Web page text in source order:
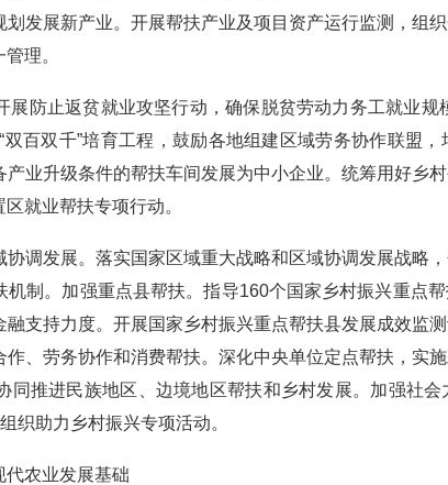
发展新产业。开展帮扶产业及项目资产运行监测，组
理。
止返贫就业攻坚行动，确保脱贫劳动力务工就业规
双百双千”培育工程，鼓励各地组建区域劳务协作联盟
业升级条件的帮扶车间发展为中小企业。统筹用好乡
就业帮扶专项行动。
发展。落实国家区域重大战略和区域协调发展战略
制。加强重点县帮扶。指导160个国家乡村振兴重点
支持力度。开展国家乡村振兴重点帮扶县发展成效监
、劳务协作和消费帮扶。深化中央单位定点帮扶，实
同推进民族地区、边境地区帮扶和乡村发展。加强社
织助力乡村振兴专项活动。
农业发展基础